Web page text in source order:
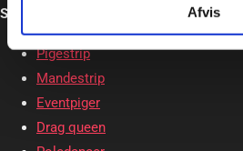
Afvis
Strip & Event
Pigestrip
Mandestrip
Eventpiger
Drag queen